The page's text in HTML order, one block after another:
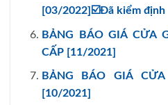
[03/2022]☑️Đã kiểm định
BẢNG BÁO GIÁ CỬA
CẤP [11/2021]
BẢNG BÁO GIÁ
[10/2021]